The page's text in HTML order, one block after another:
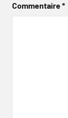
Commentaire*